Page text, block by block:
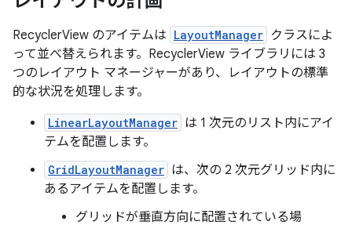
RecyclerView のアイテムは LayoutManager クラスによ
って並べ替えられます。RecyclerView ライブラリには 3
つのレイアウト マネージャーがあり、レイアウトの標準
的な状況を処理します。
LinearLayoutManager は 1 次元のリスト内にアイ
テムを配置します。
GridLayoutManager は、次の 2 次元グリッド内に
あるアイテムを配置します。
グリッドが垂直方向に配置されている場